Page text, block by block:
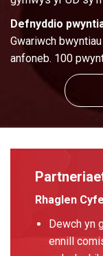
Defnyddio
Gwariwch
anfoneb. 100
Rhaglen
Dewch yn
ennill